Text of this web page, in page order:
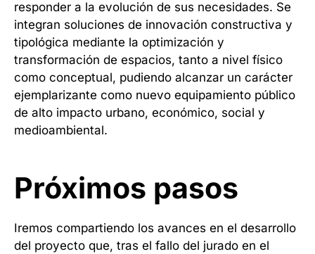
responder a la evolución de sus necesidades. Se
integran soluciones de innovación constructiva y
tipológica mediante la optimización y
transformación de espacios, tanto a nivel físico
como conceptual, pudiendo alcanzar un carácter
ejemplarizante como nuevo equipamiento público
de alto impacto urbano, económico, social y
medioambiental.
Próximos pasos
Iremos compartiendo los avances en el desarrollo
del proyecto que, tras el fallo del jurado en el